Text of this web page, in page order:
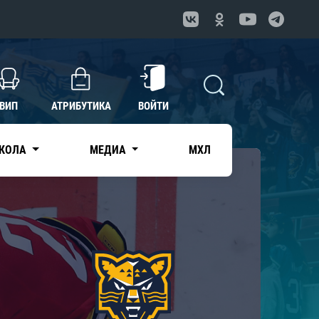
ВИП АТРИБУТИКА ВОЙТИ
МЕДИА МХЛ